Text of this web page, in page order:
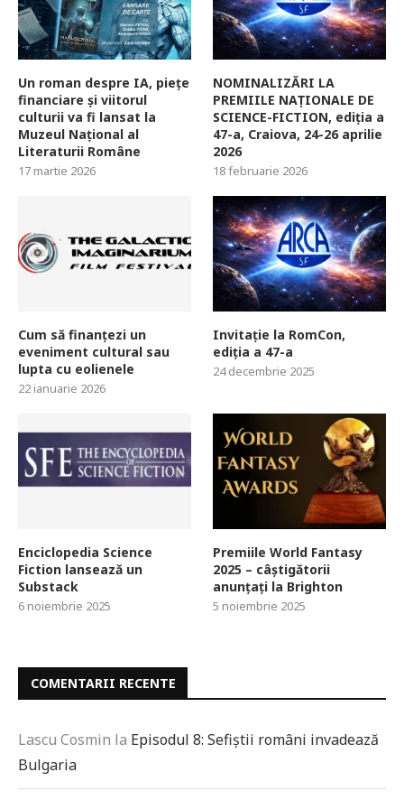
Un roman despre IA, piețe
financiare și viitorul
culturii va fi lansat la
Muzeul Național al
Literaturii Române
17 martie 2026
NOMINALIZĂRI LA
PREMIILE NAȚIONALE DE
SCIENCE-FICTION, ediția a
47-a, Craiova, 24-26 aprilie
2026
18 februarie 2026
Cum să finanțezi un
eveniment cultural sau
lupta cu eolienele
22 ianuarie 2026
Invitație la RomCon,
ediția a 47-a
24 decembrie 2025
Enciclopedia Science
Fiction lansează un
Substack
6 noiembrie 2025
Premiile World Fantasy
2025 – câștigătorii
anunțați la Brighton
5 noiembrie 2025
COMENTARII RECENTE
Lascu Cosmin la Episodul 8: Sefiștii români invadează
Bulgaria